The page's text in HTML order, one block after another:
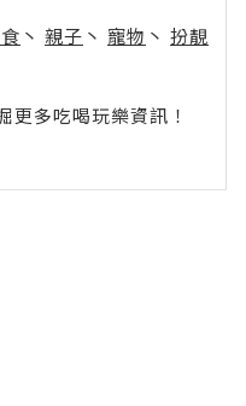
丶 親子 丶 寵物 丶 扮靚
多吃喝玩樂資訊！